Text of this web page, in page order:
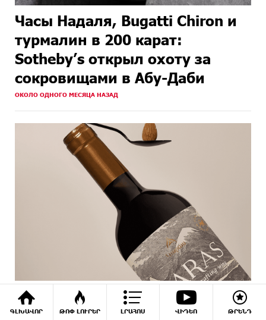
ԳԼԽԱՎՈՐ ԹՈՓ ԼՈՒՐԵՐ ԼՐԱՀՈՍ ՎԻԴԵՈ ԹՐԵՆԴ
Часы Надаля, Bugatti Chiron и
турмалин в 200 карат:
Sotheby’s открыл охоту за
сокровищами в Абу-Даби
ОКОЛО ОДНОГО МЕСЯЦА НАЗАД
Армянское вино удовлетворено Большой
золотой медалью на конгрессе Mondial